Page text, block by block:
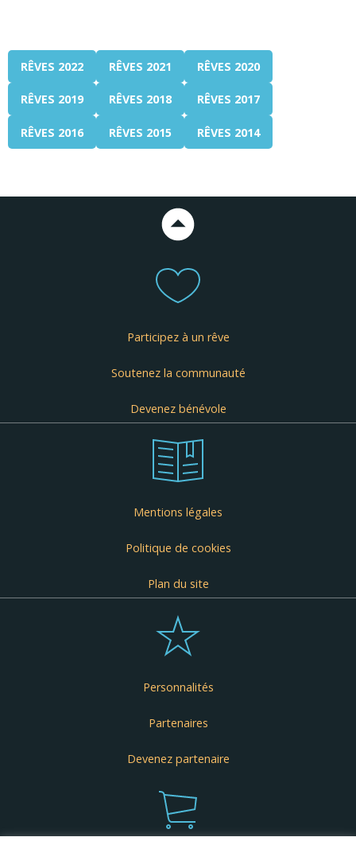
RÊVES 2022 RÊVES 2021 RÊVES 2020
RÊVES 2019 RÊVES 2018 RÊVES 2017
RÊVES 2016 RÊVES 2015 RÊVES 2014
Participez à un rêve
Soutenez la communauté
Devenez bénévole
Mentions légales
Politique de cookies
Plan du site
Personnalités
Partenaires
Devenez partenaire